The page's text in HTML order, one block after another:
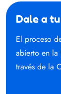
Dale a
El proceso
abierto en la
través de la